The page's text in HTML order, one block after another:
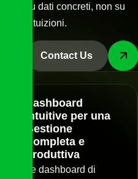
su dati concreti, non su
intuizioni.
Contact Us
Dashboard
Intuitive per una
Gestione
Completa e
Produttiva
Le dashboard di